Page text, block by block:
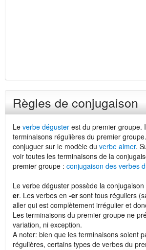
Règles de conjugaison
Le verbe déguster est du premier groupe.
terminaisons régulières du premier
conjuguer sur le modèle du verbe aimer.
voir toutes les terminaisons de la
premier groupe : conjugaison des verbes
Le verbe déguster possède la
er. Les verbes en -ersont tous réguliers
aller qui est complètement irrégulier et
Les terminaisons du premier groupe ne
variation, ni exception.
A noter: bien que les terminaisons soient
régulières, certains types de verbes du